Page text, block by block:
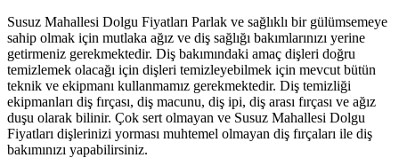
Susuz Mahallesi Dolgu Fiyatları Parlak ve sağlıklı bir gülümsemeye
sahip olmak için mutlaka ağız ve diş sağlığı bakımlarınızı yerine
getirmeniz gerekmektedir. Diş bakımındaki amaç dişleri doğru
temizlemek olacağı için dişleri temizleyebilmek için mevcut bütün
teknik ve ekipmanı kullanmamız gerekmektedir. Diş temizliği
ekipmanları diş fırçası, diş macunu, diş ipi, diş arası fırçası ve ağız
duşu olarak bilinir. Çok sert olmayan ve Susuz Mahallesi Dolgu
Fiyatları dişlerinizi yorması muhtemel olmayan diş fırçaları ile diş
bakımınızı yapabilirsiniz.